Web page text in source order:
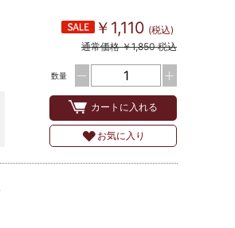
￥1,110 (税込)
通常価格 ￥1,850 税込
数量
カートに入れる
お気に入り